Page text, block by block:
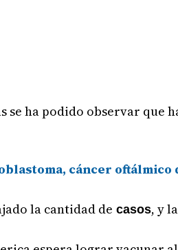
se ha podido observar que
cáncer oftálmico
la cantidad de casos, y